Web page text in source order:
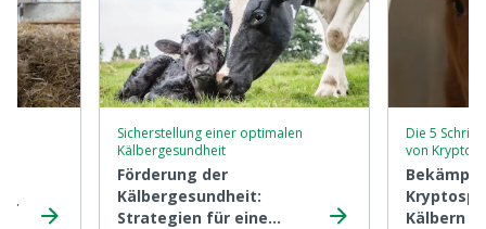
Sicherstellung einer optimalen
Kälbergesundheit
Förderung der
Kälbergesundheit:
Strategien für eine
Die 5
von
Kälbern